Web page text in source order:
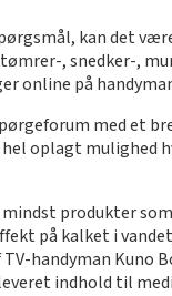
kan det
, snedker-,
online på
med et
oplagt mulighed
produkter
på kalket i
handyman Kuno
indhold til